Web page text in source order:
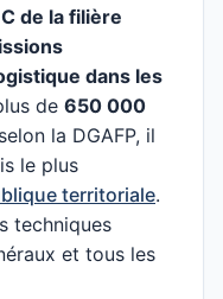
de la filière
dans les
de 650 000
la DGAFP, il
le plus
territoriale.
techniques
et tous les